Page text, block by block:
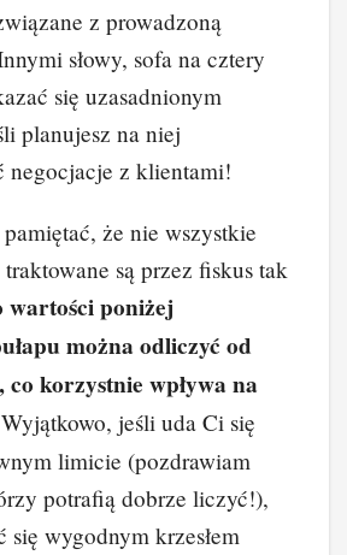
z prowadzoną
słowy, sofa na cztery
się uzasadnionym
planujesz na niej
negocjacje z klientami!
że nie wszystkie
są przez fiskus tak
wartości poniżej
można odliczyć od
korzystnie wpływa na
Wyjątkowo, jeśli uda Ci się
limicie (pozdrawiam
potrafią dobrze liczyć!),
się wygodnym krzesłem